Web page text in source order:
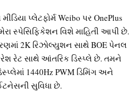
પ્લેટફોર્મ Weibo પર OnePlus
સ્પેસિફિકેશન વિશે માહિતી આપી છે.
2K રિઝોલ્યુશન સાથે BOE પેનલ
રેટ સાથે આંતરિક ડિસ્પ્લે છે. તમને
1440Hz PWM ડિમિંગ અને
સુવિધા છે.